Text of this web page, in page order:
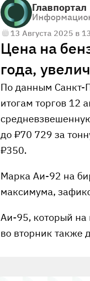
Главпортал
13 Августа 2025 в
Цена на
года,
По данным Санкт-
итогам торгов 12
до ₽70 729 за
₽350.
Марка Аи-92 на
максимума,
Аи-95, который на
во вторник также